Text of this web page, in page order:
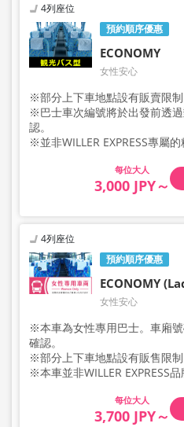
預約順序優惠
4列座位
ECONOMY
女性安心
※部分上下車地點設有販賣限制
※巴士車次編號將於出發前透
認。
※並非WILLER EXPRESS專屬的
大人
3,000 JPY～
預約順序優惠
4列座位
ECONOMY
女性安心
※本車為女性專用巴士。車廂
確認。
※部分上下車地點設有販售限制
※本車並非WILLER EXPRESS
大人
3,700 JPY～